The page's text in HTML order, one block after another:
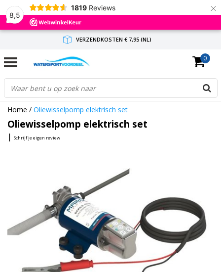
8,5
1819 Reviews ×
VERZENDKOSTEN € 7,95 (NL)
GRATIS VERZENDING(NL) VANAF € 65,-
BINNEN 1-3 WERKDAGEN ANTWOORD
0
Home / Oliewisselpomp elektrisch set
Oliewisselpomp elektrisch set
| Schrijf je eigen review